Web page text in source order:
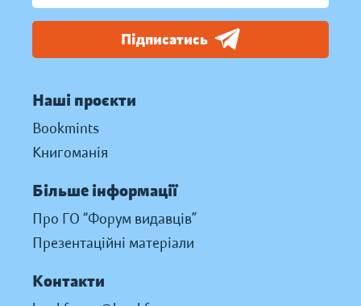
Підписатись
Наші проєкти
Bookmints
Книгоманія
Більше інформації
Про ГО “Форум видавців”
Презентаційні матеріали
Контакти